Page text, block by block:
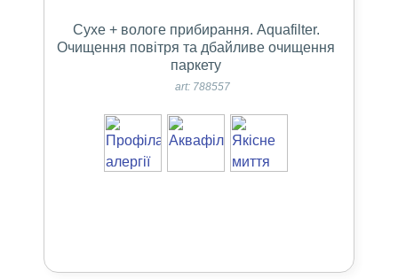
Сухе + вологе прибирання. Aquafilter.
Очищення повітря та дбайливе очищення
паркету
art: 788557